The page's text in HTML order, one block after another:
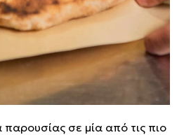
σε μία από τις πιο